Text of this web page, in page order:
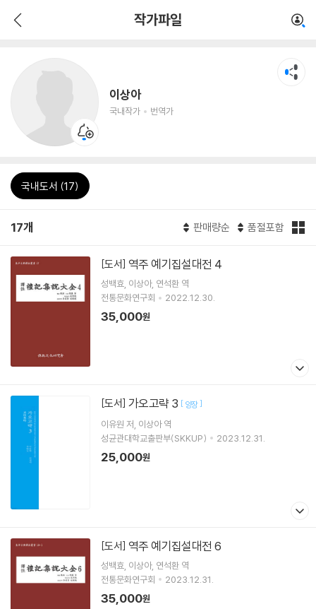
작가파일
이상아
국내작가 번역가
국내도서 (17)
17개 판매량순 품절포함
[도서] 역주 예기집설대전 4
성백효 이상아 연석환 역
전통문화연구회
2022.12.30.
35,000원
[도서] 가오고략 3 [ 양장]
이유원 저 이상아역
성균관대학교출판부(SKKUP)
2023.12.31.
25,000원
[도서] 역주 예기집설대전 6
성백효 이상아 연석환 역
전통문화연구회
2023.12.31.
35,000원